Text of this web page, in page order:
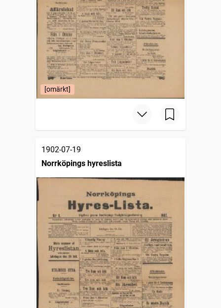
[omärkt]
1902-07-19
Norrköpings hyreslista